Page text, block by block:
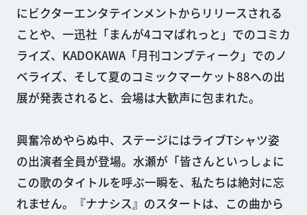
にビクターエンタテインメントからリリースされる
ことや、一迅社「まんが4コマぱれっと」でのコミカ
ライズ、KADOKAWA「月刊コンプティーク」でのノ
ベライズ、そして夏のコミックマーケット88への出
展が発表されると、会場は大歓声に包まれた。
興奮冷めやらぬ中、ステージにはライブTシャツ姿
の出演者全員が登場。水瀬が「皆さんといっしょに
この歌のタイトルを呼ぶ一瞬を、私たちは絶対に忘
れません。『ナナシス』のスタートは、この曲から